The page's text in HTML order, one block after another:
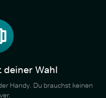
deiner Wahl
Handy. Du brauchst keinen